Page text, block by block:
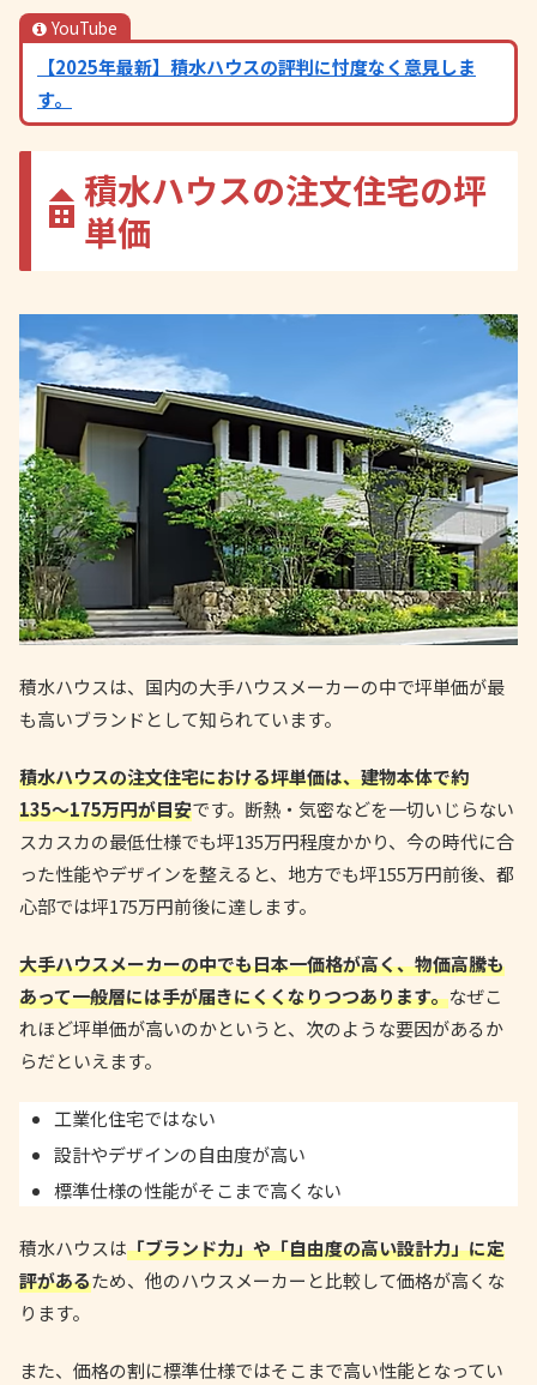
YouTube
【2025年最新】積水ハウスの評判に忖度なく意見しま
す。
積水ハウスの注文住宅の坪
単価
積水ハウスは、国内の大手ハウスメーカーの中で坪単価が最
も高いブランドとして知られています。
積水ハウスの注文住宅における坪単価は、建物本体で約
135〜175万円が目安です。断熱・気密などを一切いじらない
スカスカの最低仕様でも坪135万円程度かかり、今の時代に合
った性能やデザインを整えると、地方でも坪155万円前後、都
心部では坪175万円前後に達します。
大手ハウスメーカーの中でも日本一価格が高く、物価高騰も
あって一般層には手が届きにくくなりつつあります。なぜこ
れほど坪単価が高いのかというと、次のような要因があるか
らだといえます。
工業化住宅ではない
設計やデザインの自由度が高い
標準仕様の性能がそこまで高くない
積水ハウスは「ブランド力」や「自由度の高い設計力」に定
評があるため、他のハウスメーカーと比較して価格が高くな
ります。
また、価格の割に標準仕様ではそこまで高い性能となってい